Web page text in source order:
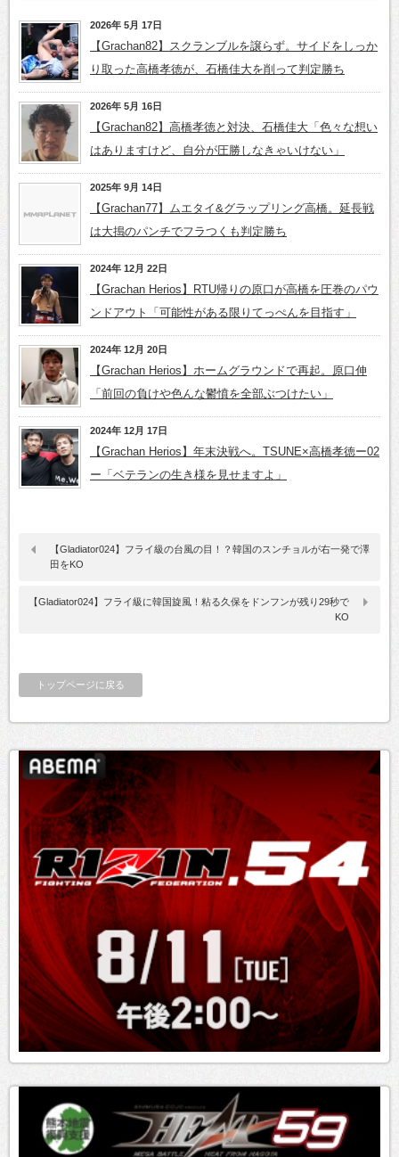
2026年 5月 17日
【Grachan82】スクランブルを譲らず。サイドをしっか
り取った高橋孝徳が、石橋佳大を削って判定勝ち
2026年 5月 16日
【Grachan82】高橋孝徳と対決、石橋佳大「色々な想い
はありますけど、自分が圧勝しなきゃいけない」
2025年 9月 14日
【Grachan77】ムエタイ&グラップリング高橋。延長戦
は大搗のパンチでフラつくも判定勝ち
2024年 12月 22日
【Grachan Herios】RTU帰りの原口が高橋を圧巻のパウ
ンドアウト「可能性がある限りてっぺんを目指す」
2024年 12月 20日
【Grachan Herios】ホームグラウンドで再起。原口伸
「前回の負けや色んな鬱憤を全部ぶつけたい」
2024年 12月 17日
【Grachan Herios】年末決戦へ。TSUNE×高橋孝徳ー02
ー「ベテランの生き様を見せますよ」
【Gladiator024】フライ級の台風の目！？韓国のスンチョルが右一発で澤
田をKO
【Gladiator024】フライ級に韓国旋風！粘る久保をドンフンが残り29秒で
KO
トップページに戻る